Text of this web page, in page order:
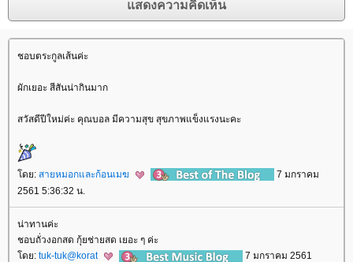
ชอบตระกูลเส้นค่ะ
ผักเยอะ สีสันน่ากินมาก
สวัสดีปีใหม่ค่ะ คุณบอล มีความสุข สุขภาพแข็งแรงนะคะ
ดย: สายหมอกและก้อนเมฆ
7 มกราคม
2561 5:36:32 น.
น่าทานค่ะ
ชอบถั่วงอกสด กุ้ยช่ายสด เยอะ ๆ ค่ะ
ดย: tuk-tuk@korat
7 มกราคม 2561